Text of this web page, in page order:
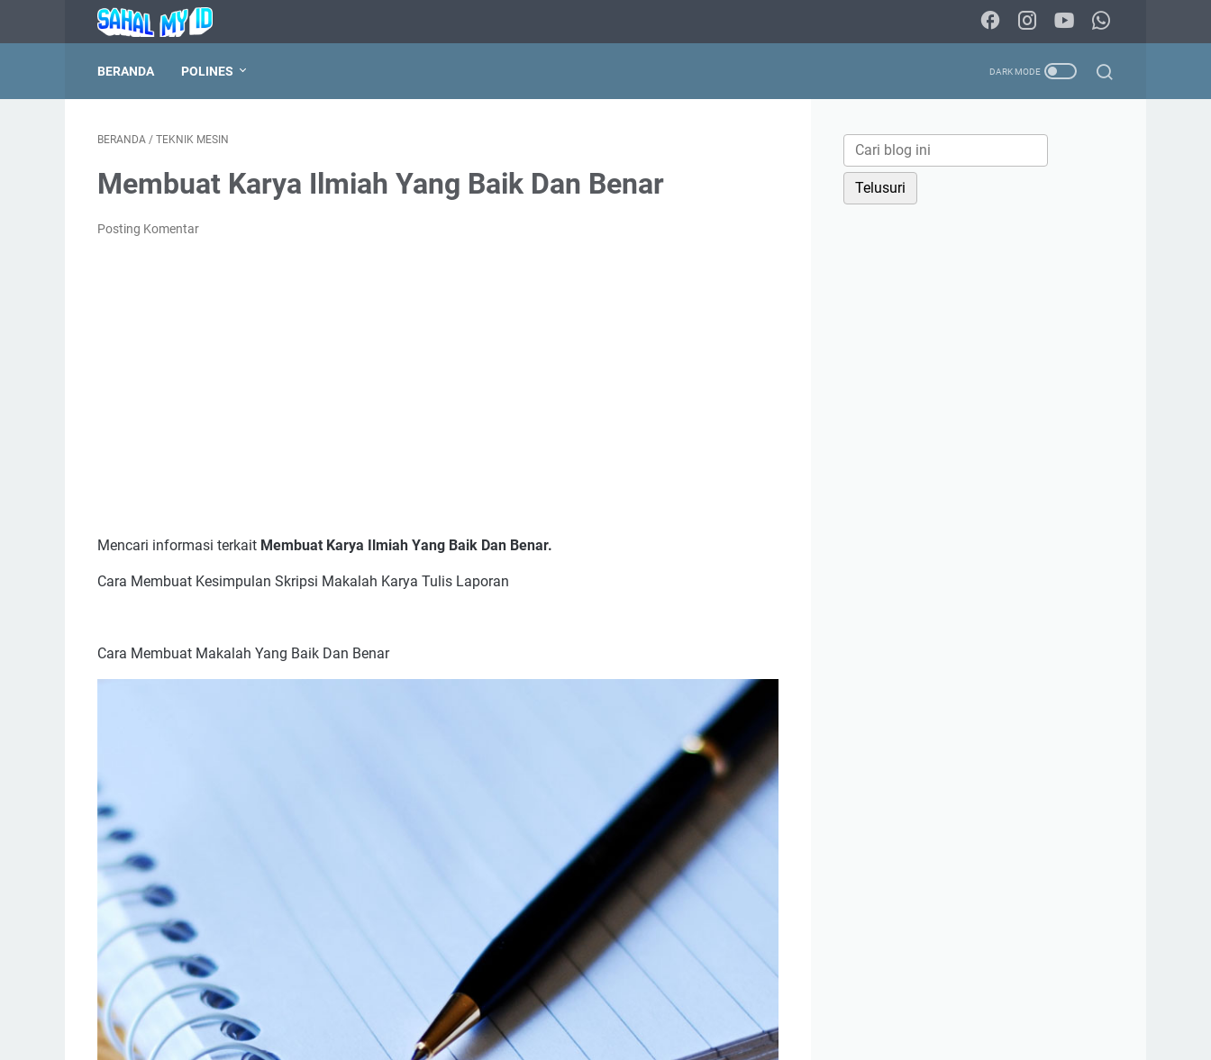
BERANDA POLINES
BERANDA / TEKNIK MESIN
Membuat Karya Ilmiah Yang Baik Dan Benar
Posting Komentar
Mencari informasi terkait Membuat Karya Ilmiah Yang Baik Dan Benar.
Cara Membuat Kesimpulan Skripsi Makalah Karya Tulis Laporan
Cara Membuat Makalah Yang Baik Dan Benar